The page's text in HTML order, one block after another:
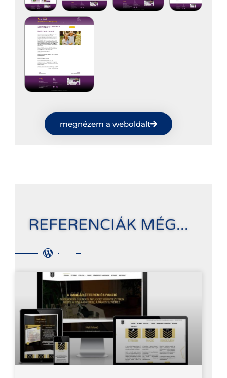
megnézem a weboldalt
REFERENCIÁK MÉG...